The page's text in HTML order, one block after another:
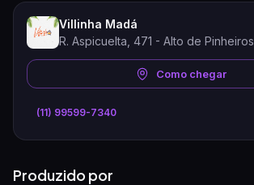
na Villinha! 🎉🪩
Villinha Madá
R. Aspicuelta, 471 - Alto de Pinheiros
Como chegar
(11) 99599-7340
Produzido por